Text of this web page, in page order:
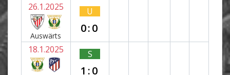
26.1.2025
Auswärts
U
0:0
18.1.2025 S
1:0